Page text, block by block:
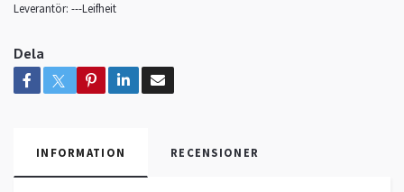
Leverantör: ---Leifheit
Dela
INFORMATION RECENSIONER